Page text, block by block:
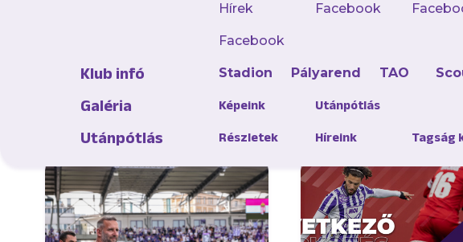
Hírek
Facebook
Facebook
Klub infó Stadion Pályarend TAO
Galéria Képeink Utánpótlás
Utánpótlás Részletek Híreink Tagság